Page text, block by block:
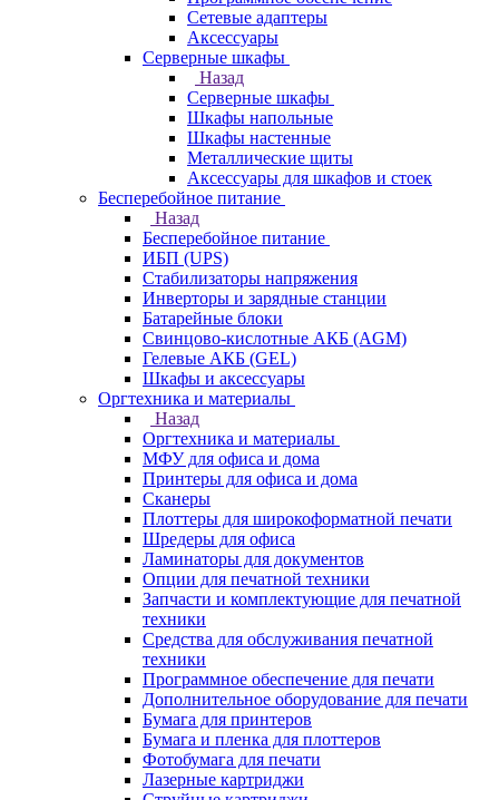
Сетевые адаптеры
Аксессуары
Серверные шкафы
Назад
Серверные шкафы
Шкафы напольные
Шкафы настенные
Металлические щиты
Аксессуары для шкафов и стоек
Бесперебойное питание
Назад
Бесперебойное питание
ИБП (UPS)
Стабилизаторы напряжения
Инверторы и зарядные станции
Батарейные блоки
Свинцово-кислотные АКБ (AGM)
Гелевые АКБ (GEL)
Шкафы и аксессуары
Оргтехника и материалы
Назад
Оргтехника и материалы
МФУ для офиса и дома
Принтеры для офиса и дома
Сканеры
Плоттеры для широкоформатной печати
Шредеры для офиса
Ламинаторы для документов
Опции для печатной техники
Запчасти и комплектующие для печатной
техники
Средства для обслуживания печатной
техники
Программное обеспечение для печати
Дополнительное оборудование для печати
Бумага для принтеров
Бумага и пленка для плоттеров
Фотобумага для печати
Лазерные картриджи